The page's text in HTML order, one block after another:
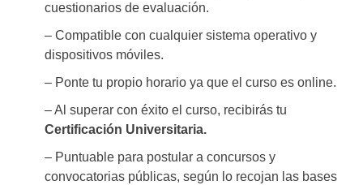
cuestionarios de evaluación.
– Compatible con cualquier sistema operativo y
dispositivos móviles.
– Ponte tu propio horario ya que el curso es online.
– Al superar con éxito el curso, recibirás tu
Certificación Universitaria.
– Puntuable para postular a concursos y
convocatorias públicas, según lo recojan las bases